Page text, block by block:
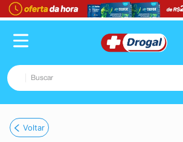
Buscar
1º fralda
Voltar